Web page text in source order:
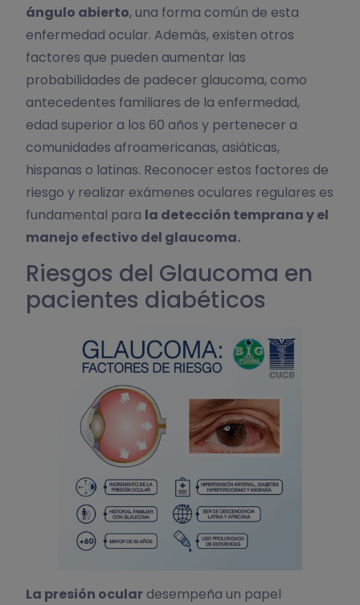
ángulo abierto, una forma común de esta
enfermedad ocular. Además, existen otros
factores que pueden aumentar las
probabilidades de padecer glaucoma, como
antecedentes familiares de la enfermedad,
edad superior a los 60 años y pertenecer a
comunidades afroamericanas, asiáticas,
hispanas o latinas. Reconocer estos factores de
riesgo y realizar exámenes oculares regulares es
fundamental para la detección temprana y el
manejo efectivo del glaucoma.
Riesgos del Glaucoma en
pacientes diabéticos
La presión ocular desempeña un papel